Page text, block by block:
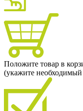
Положите товар в
(укажите